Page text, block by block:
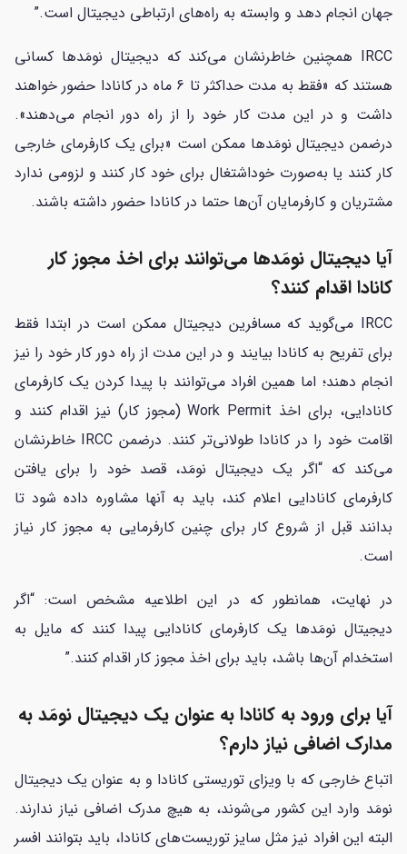
جهان انجام دهد و وابسته به راه‌های ارتباطی دیجیتال است.”
IRCC همچنین خاطرنشان می‌کند که دیجیتال نومَدها کسانی
هستند که «فقط به مدت حداکثر تا 6 ماه در کانادا حضور خواهند
داشت و در این مدت کار خود را از راه دور انجام می‌دهند».
درضمن دیجیتال نومَدها ممکن است «برای یک کارفرمای خارجی
کار کنند یا به‌صورت خوداشتغال برای خود کار کنند و لزومی ندارد
مشتریان و کارفرمایان آن‌ها حتما در کانادا حضور داشته باشند.
آیا دیجیتال نومَدها می‌توانند برای اخذ مجوز کار
کانادا اقدام کنند؟
IRCC می‌گوید که مسافرین دیجیتال ممکن است در ابتدا فقط
برای تفریح به کانادا بیایند و در این مدت از راه دور کار خود را نیز
انجام دهند؛ اما همین افراد می‌توانند با پیدا کردن یک کارفرمای
کانادایی، برای اخذ Work Permit (مجوز کار) نیز اقدام کنند و
اقامت خود را در کانادا طولانی‌تر کنند. درضمن IRCC خاطرنشان
می‌کند که “اگر یک دیجیتال نومَد، قصد خود را برای یافتن
کارفرمای کانادایی اعلام کند، باید به آنها مشاوره داده شود تا
بدانند قبل از شروع کار برای چنین کارفرمایی به مجوز کار نیاز
است.
در نهایت، همانطور که در این اطلاعیه مشخص است: “اگر
دیجیتال نومَدها یک کارفرمای کانادایی پیدا کنند که مایل به
استخدام آن‌ها باشد، باید برای اخذ مجوز کار اقدام کنند.”
آیا برای ورود به کانادا به عنوان یک دیجیتال نومَد به
مدارک اضافی نیاز دارم؟
اتباع خارجی که با ویزای توریستی کانادا و به عنوان یک دیجیتال
نومَد وارد این کشور می‌شوند، به هیچ مدرک اضافی نیاز ندارند.
البته این افراد نیز مثل سایز توریست‌های کانادا، باید بتوانند افسر